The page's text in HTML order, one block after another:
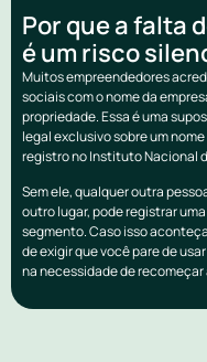
Por que a falta
é um risco
Muitos empreendedores
sociais com o nome da
propriedade. Essa é uma
legal exclusivo sobre um
registro no Instituto Nacional
Sem ele, qualquer outra
outro lugar, pode registrar
segmento. Caso isso
de exigir que você pare de
na necessidade de